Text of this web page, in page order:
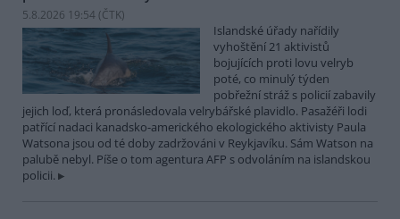
5.8.2026 19:54 (ČTK)
Islandské úřady nařídily
vyhoštění 21 aktivistů
bojujících proti lovu velryb
poté, co minulý týden
pobřežní stráž s policií zabavily
jejich loď, která pronásledovala velrybářské plavidlo. Pasažéři lodi
patřící nadaci kanadsko-amerického ekologického aktivisty Paula
Watsona jsou od té doby zadržováni v Reykjavíku. Sám Watson na
palubě nebyl. Píše o tom agentura AFP s odvoláním na islandskou
policii.